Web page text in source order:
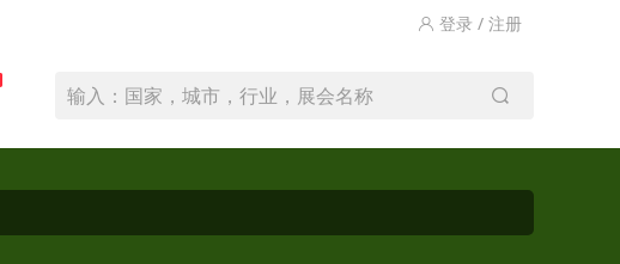
登录 / 注册
输入：国家，城市，行业，展会名称